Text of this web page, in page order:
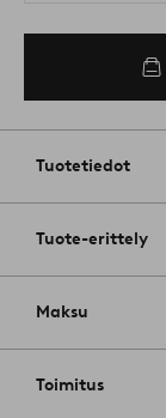
Tuotetiedot
Tuote-erittely
Maksu
Toimitus